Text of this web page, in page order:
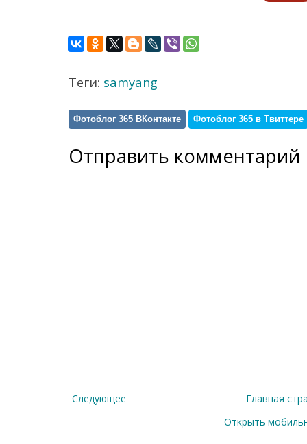
Теги: samyang
Фотоблог 365 ВКонтакте Фотоблог 365 в Твиттере
Отправить комментарий
Следующее
Главная
Открыть